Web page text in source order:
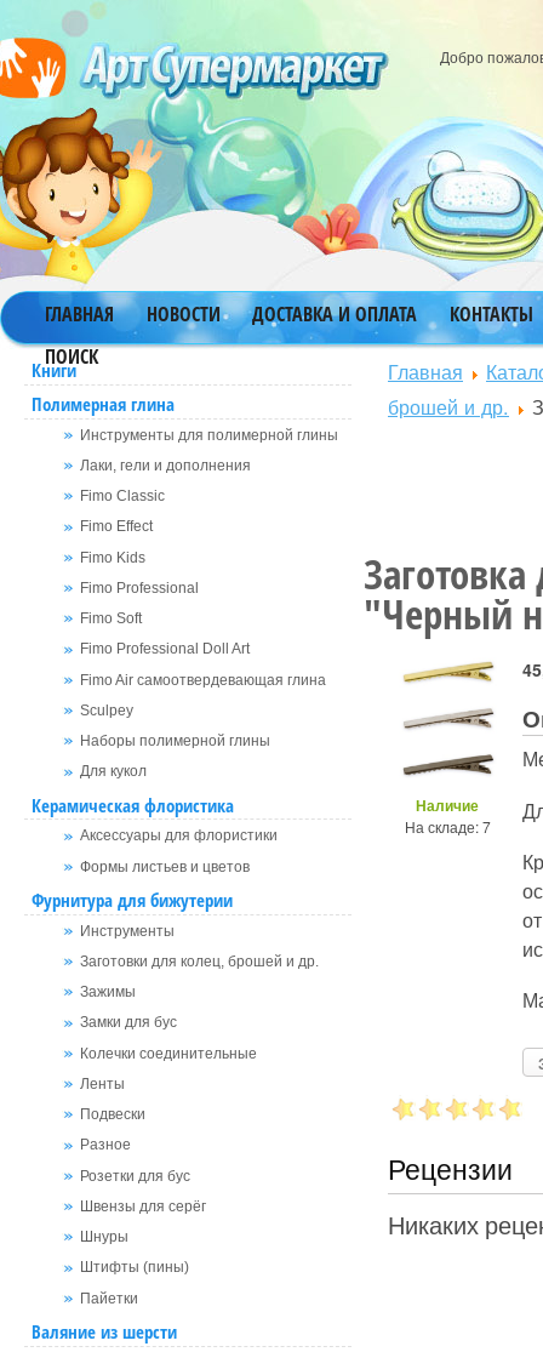
Добро
ГЛАВНАЯ НОВОСТИ ДОСТАВКА И ОПЛАТА
КОНТАКТЫ
ПОИСК
Книги
Полимерная глина
Инструменты для полимерной глины
Лаки, гели и дополнения
Fimo Classic
Fimo Effect
Fimo Kids
Fimo Professional
Fimo Soft
Fimo Professional Doll Art
Fimo Air самоотвердевающая глина
Sculpey
Наборы полимерной глины
Для кукол
Керамическая флористика
Аксессуары для флористики
Формы листьев и цветов
Фурнитура для бижутерии
Инструменты
Заготовки для колец, брошей и др.
Зажимы
Замки для бус
Колечки соединительные
Ленты
Подвески
Разное
Розетки для бус
Швензы для серёг
Шнуры
Штифты (пины)
Пайетки
Валяние из шерсти
Главная
брошей и др.
"Черный
Наличие
На складе: 7
Рецензии
Никаких